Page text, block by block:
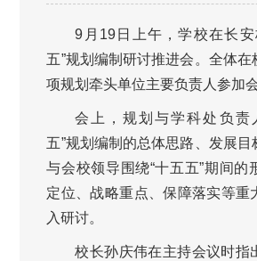
9月19日上午，学校在长安
五”规划编制研讨推进会。全体
项规划牵头单位主要负责人参加会
会上，规划与学科处负责
五”规划编制的总体思路、发展目
与会校领导围绕“十五五”期间的
定位、战略重点、保障落实等重
入研讨。
校长孙庆伟在主持会议时指